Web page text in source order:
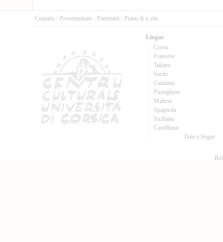
Cuntattu - Presentazione - Partenarii - Pianu di u situ
Lingue
Corsu
Francese
Talianu
Sardu
Catalanu
Purtughese
Maltese
Spagnolu
Sicilianu
Castillianu
Tutte e lingue